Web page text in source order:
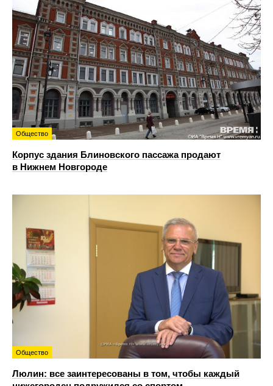
Общество
Корпус здания Блиновского пассажа продают
в Нижнем Новгороде
Общество
Люлин: все заинтересованы в том, чтобы каждый